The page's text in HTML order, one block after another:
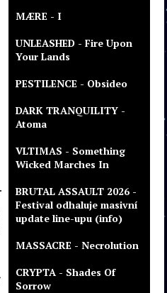
MÆRE - I
UNLEASHED - Fire Upon
Your Lands
PESTILENCE - Obsideo
DARK TRANQUILITY -
Atoma
VLTIMAS - Something
Wicked Marches In
BRUTAL ASSAULT 2026 -
Festival odhaluje masivní
update line-upu (info)
MASSACRE - Necrolution
CRYPTA - Shades Of
Sorrow